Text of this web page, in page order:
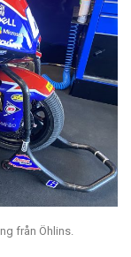
från Öhlins.